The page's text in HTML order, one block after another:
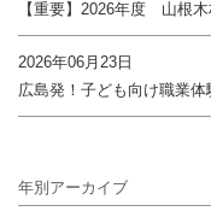
【重要】2026年度 山根
2026年06月23日
広島発！子ども向け職業
年別アーカイブ